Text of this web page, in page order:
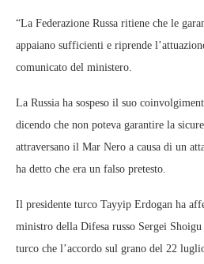
“La Federazione Russa ritiene che le
appaiano sufficienti e riprende
comunicato del ministero.
La Russia ha sospeso il suo
dicendo che non poteva garantire la
attraversano il Mar Nero a causa di un
ha detto che era un falso pretesto.
Il presidente turco Tayyip Erdogan ha
ministro della Difesa russo Sergei
turco che l’accordo sul grano del 22